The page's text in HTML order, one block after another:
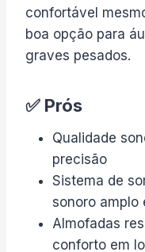
confortável
boa opção para
graves pesados.
✅ Prós
Qualidade
precisão
Sistema de
sonoro amplo
Almofadas
conforto em